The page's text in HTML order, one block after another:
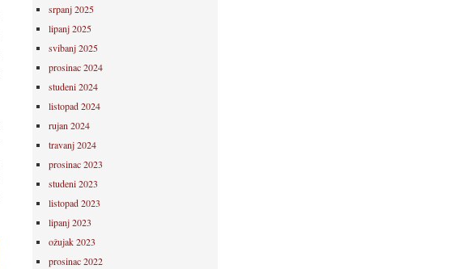
srpanj 2025
lipanj 2025
svibanj 2025
prosinac 2024
studeni 2024
listopad 2024
rujan 2024
travanj 2024
prosinac 2023
studeni 2023
listopad 2023
lipanj 2023
ožujak 2023
prosinac 2022